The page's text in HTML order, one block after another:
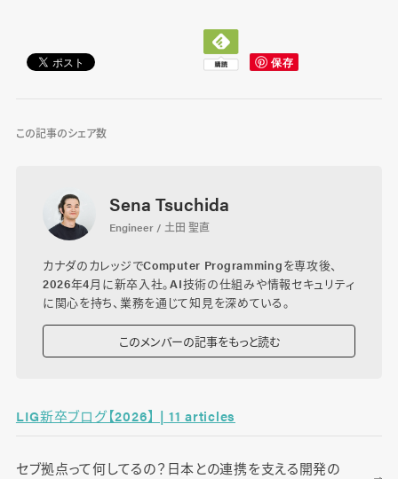
この記事のシェア数
Sena Tsuchida
Engineer / 土田 聖直
カナダのカレッジでComputer Programmingを専攻後、
2026年4月に新卒入社。AI技術の仕組みや情報セキュリティ
に関心を持ち、業務を通じて知見を深めている。
このメンバーの記事をもっと読む
LIG新卒ブログ【2026】 | 11 articles
セブ拠点って何してるの？日本との連携を支える開発の